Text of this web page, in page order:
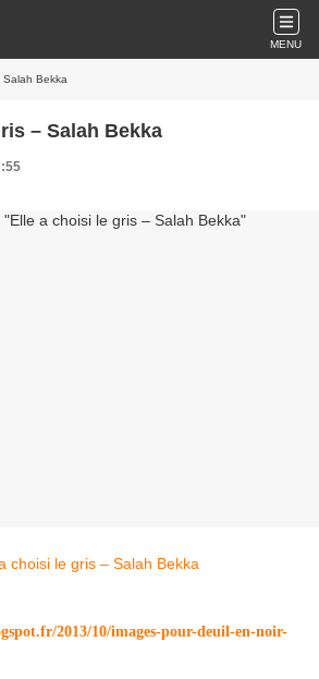
MENU
Salah Bekka
– Salah Bekka
2013/10/images-pour-deuil-en-noir-